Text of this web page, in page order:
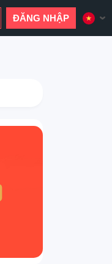
ĐĂNG NHẬP